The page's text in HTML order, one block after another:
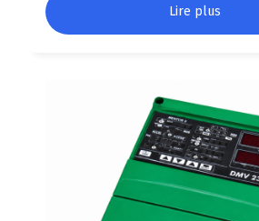
Lire plus